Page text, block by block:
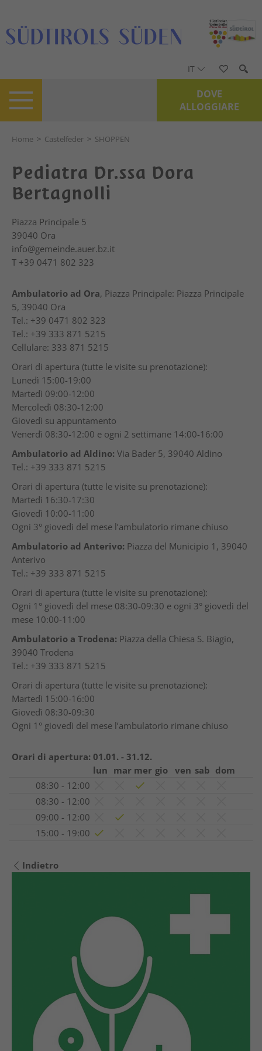
IT
DOVE
ALLOGGIARE
Home > Castelfeder > SHOPPEN
Pediatra Dr.ssa Dora
Bertagnolli
Piazza Principale 5
39040 Ora
info@gemeinde.auer.bz.it
T +39 0471 802 323
Ambulatorio ad Ora, Piazza Principale: Piazza Principale
5, 39040 Ora
Tel.: +39 0471 802 323
Tel.: +39 333 871 5215
Cellulare: 333 871 5215
Orari di apertura (tutte le visite su prenotazione):
Lunedì 15:00-19:00
Martedì 09:00-12:00
Mercoledì 08:30-12:00
Giovedì su appuntamento
Venerdì 08:30-12:00 e ogni 2 settimane 14:00-16:00
Ambulatorio ad Aldino: Via Bader 5, 39040 Aldino
Tel.: +39 333 871 5215
Orari di apertura (tutte le visite su prenotazione):
Martedì 16:30-17:30
Giovedì 10:00-11:00
Ogni 3° giovedì del mese l’ambulatorio rimane chiuso
Ambulatorio ad Anterivo: Piazza del Municipio 1, 39040
Anterivo
Tel.: +39 333 871 5215
Orari di apertura (tutte le visite su prenotazione):
Ogni 1° giovedì del mese 08:30-09:30 e ogni 3° giovedì del
mese 10:00-11:00
Ambulatorio a Trodena: Piazza della Chiesa S. Biagio,
39040 Trodena
Tel.: +39 333 871 5215
Orari di apertura (tutte le visite su prenotazione):
Martedì 15:00-16:00
Giovedì 08:30-09:30
Ogni 1° giovedì del mese l’ambulatorio rimane chiuso
Orari di apertura: 01.01. - 31.12.
lun mar mer gio ven sab dom
08:30 - 12:00
08:30 - 12:00
09:00 - 12:00
15:00 - 19:00
Indietro